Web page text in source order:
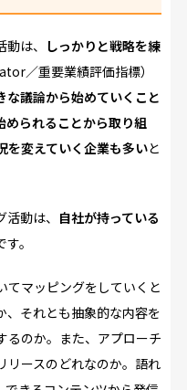
は、
しっかりと戦略を練
／重要業績評価指標）
な議論から始めていくこと
められることから取り組
を変えていく企業も多いと
動は、
自社が持っている
す。
てマッピングをしていくと
、それとも抽象的な内容を
るのか。また、アプローチ
リースのどれなのか。語れ